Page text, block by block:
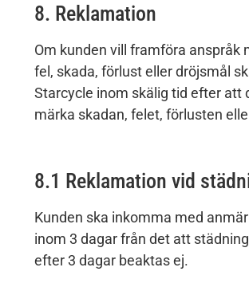
8. Reklamation
Om kunden vill framföra anspråk
fel, skada, förlust eller dröjsmål
Starcycle inom skälig tid efter att
märka skadan, felet, förlusten
8.1 Reklamation vid
Kunden ska inkomma med
inom 3 dagar från det att
efter 3 dagar beaktas ej.